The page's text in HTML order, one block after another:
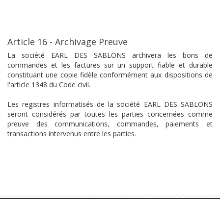
Article 16 - Archivage Preuve
La société EARL DES SABLONS archivera les bons de
commandes et les factures sur un support fiable et durable
constituant une copie fidèle conformément aux dispositions de
l'article 1348 du Code civil.
Les registres informatisés de la société EARL DES SABLONS
seront considérés par toutes les parties concernées comme
preuve des communications, commandes, paiements et
transactions intervenus entre les parties.